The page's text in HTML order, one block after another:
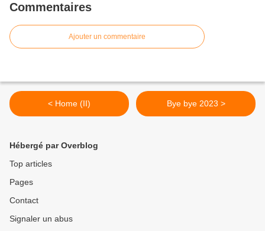
Commentaires
Ajouter un commentaire
< Home (II) Bye bye 2023 >
Hébergé par Overblog
Top articles
Pages
Contact
Signaler un abus